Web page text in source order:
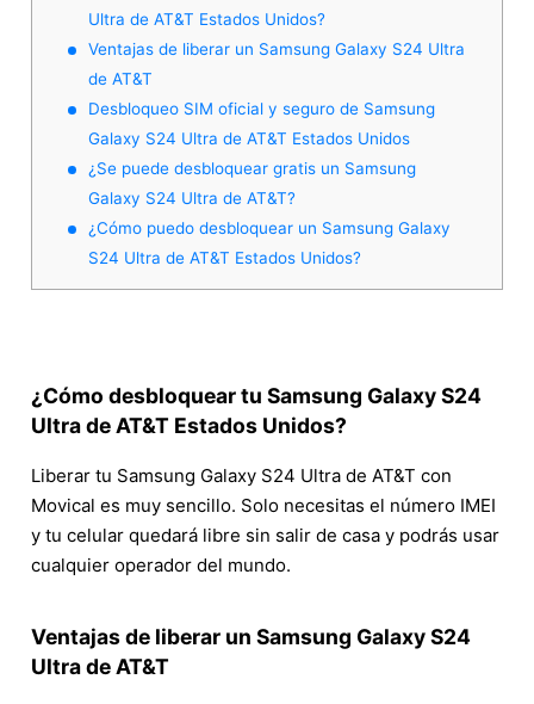
Ultra de AT&T Estados Unidos?
Ventajas de liberar un Samsung Galaxy S24 Ultra
de AT&T
Desbloqueo SIM oficial y seguro de Samsung
Galaxy S24 Ultra de AT&T Estados Unidos
¿Se puede desbloquear gratis un Samsung
Galaxy S24 Ultra de AT&T?
¿Cómo puedo desbloquear un Samsung Galaxy
S24 Ultra de AT&T Estados Unidos?
¿Cómo desbloquear tu Samsung Galaxy S24
Ultra de AT&T Estados Unidos?
Liberar tu Samsung Galaxy S24 Ultra de AT&T con
Movical es muy sencillo. Solo necesitas el número IMEI
y tu celular quedará libre sin salir de casa y podrás usar
cualquier operador del mundo.
Ventajas de liberar un Samsung Galaxy S24
Ultra de AT&T